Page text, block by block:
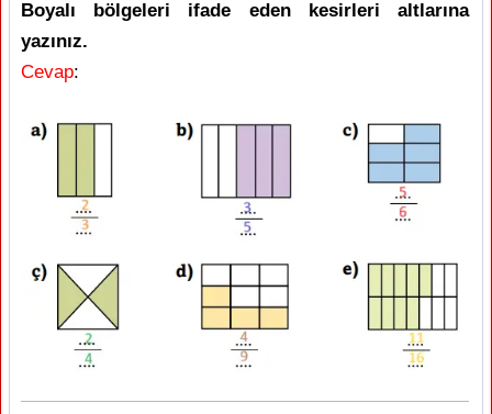
Boyalı bölgeleri ifade eden kesirleri altlarına
yazınız.
Cevap: